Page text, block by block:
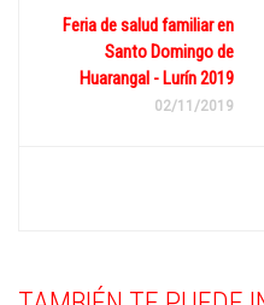
Feria de salud familiar en
Santo Domingo de
Huarangal - Lurín 2019
02/11/2019